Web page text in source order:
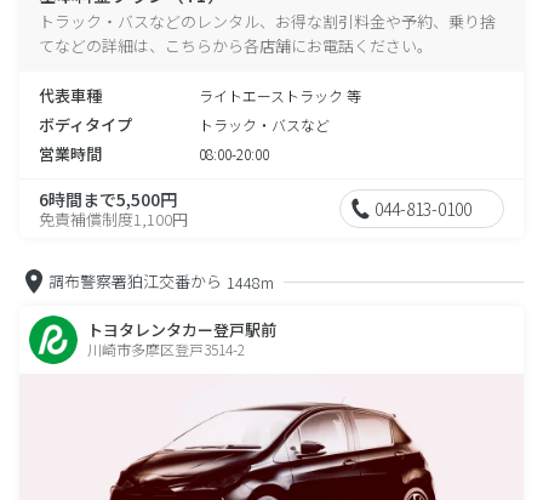
トラック・バスなどのレンタル、お得な割引料金や予約、乗り捨
てなどの詳細は、こちらから各店舗にお電話ください。
代表車種 ライトエーストラック 等
ボディタイプ トラック・バスなど
営業時間 08:00-20:00
6時間まで5,500円
免責補償制度1,100円 044-813-0100
調布警察署狛江交番から 1448m
トヨタレンタカー登戸駅前
川崎市多摩区登戸3514-2